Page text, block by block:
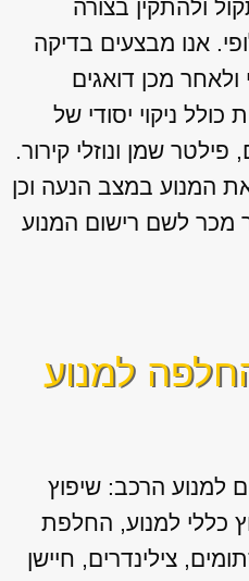
ולהתקין בצורה
אנו מבצעים בדיקה
מכן דואגים
ניקוי יסודי של
שמן ונוזלי קירור.
המנוע במצב הנעה וכן
מכר לשם רישום המנוע
למנוע
למנוע הרכב: שיפוץ
כללי למנוע, החלפת
צילינדרים, חיישן